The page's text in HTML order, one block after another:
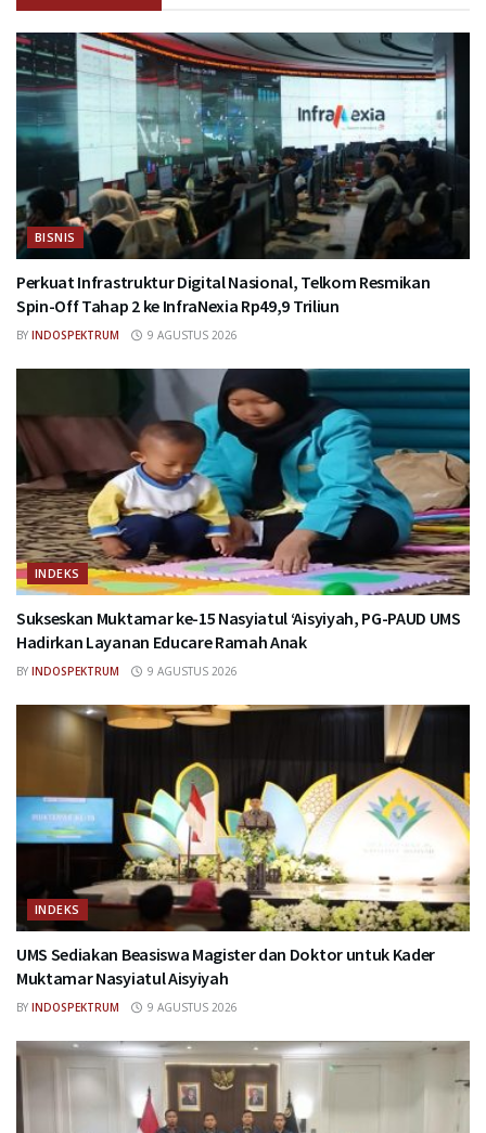
BISNIS
Perkuat Infrastruktur Digital Nasional, Telkom Resmikan
Spin-Off Tahap 2 ke InfraNexia Rp49,9 Triliun
BY INDOSPEKTRUM 9 AGUSTUS 2026
INDEKS
Sukseskan Muktamar ke-15 Nasyiatul ‘Aisyiyah, PG-PAUD UMS
Hadirkan Layanan Educare Ramah Anak
BY INDOSPEKTRUM 9 AGUSTUS 2026
INDEKS
UMS Sediakan Beasiswa Magister dan Doktor untuk Kader
Muktamar Nasyiatul Aisyiyah
BY INDOSPEKTRUM 9 AGUSTUS 2026